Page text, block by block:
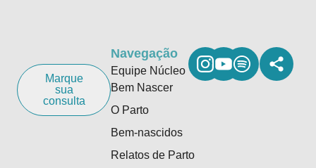
Marque
sua
consulta
Navegação
Equipe Núcleo
Bem Nascer
O Parto
Bem-nascidos
Relatos de Parto